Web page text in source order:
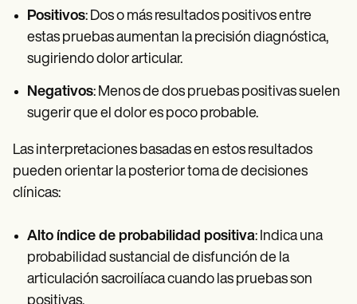
Positivos: Dos o más resultados positivos entre
estas pruebas aumentan la precisión diagnóstica,
sugiriendo dolor articular.
Negativos: Menos de dos pruebas positivas suelen
sugerir que el dolor es poco probable.
Las interpretaciones basadas en estos resultados
pueden orientar la posterior toma de decisiones
clínicas:
Alto índice de probabilidad positiva: Indica una
probabilidad sustancial de disfunción de la
articulación sacroilíaca cuando las pruebas son